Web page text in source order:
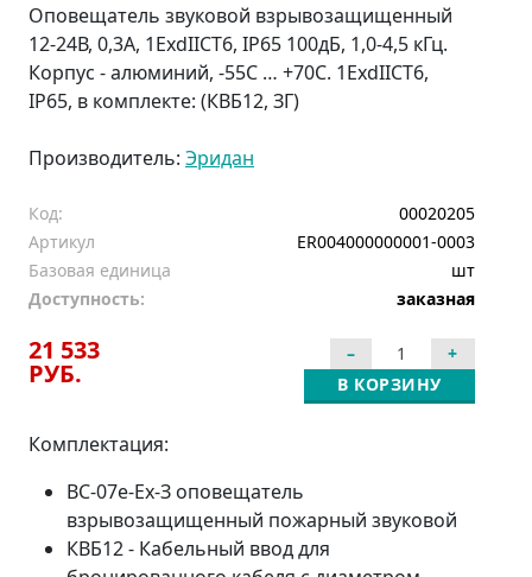
Оповещатель звуковой взрывозащищенный
12-24В, 0,3А, 1ЕхdIIСT6, IP65 100дБ, 1,0-4,5 кГц.
Корпус - алюминий, -55С … +70С. 1ЕхdIIСT6,
IP65, в комплекте: (КВБ12, ЗГ)
Производитель: Эридан
Код:
00020205
Артикул
ER004000000001-0003
Базовая единица
шт
Доступность:
заказная
21 533
РУБ. В КОРЗИНУ
Комплектация:
ВС-07е-Ех-З оповещатель
взрывозащищенный пожарный звуковой
КВБ12 - Кабельный ввод для